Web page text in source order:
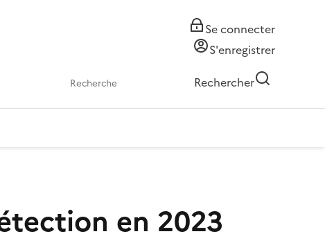
Se connecter
S'enregistrer
Rechercher
en 2023